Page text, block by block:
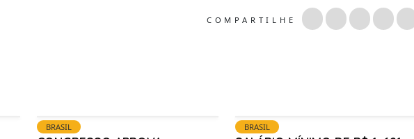
COMPARTILHE
BRASIL BRASIL